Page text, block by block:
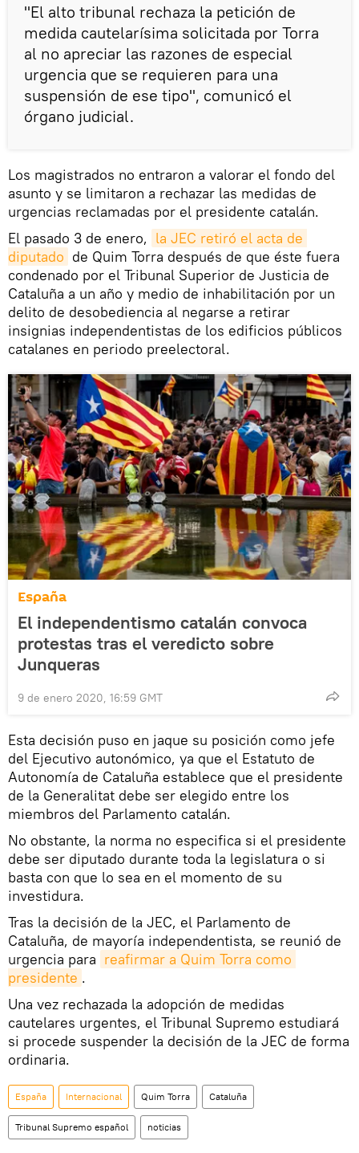
"El alto tribunal rechaza la petición de
medida cautelarísima solicitada por Torra
al no apreciar las razones de especial
urgencia que se requieren para una
suspensión de ese tipo", comunicó el
órgano judicial.
Los magistrados no entraron a valorar el fondo del
asunto y se limitaron a rechazar las medidas de
urgencias reclamadas por el presidente catalán.
El pasado 3 de enero, la JEC retiró el acta de
diputado de Quim Torra después de que éste fuera
condenado por el Tribunal Superior de Justicia de
Cataluña a un año y medio de inhabilitación por un
delito de desobediencia al negarse a retirar
insignias independentistas de los edificios públicos
catalanes en periodo preelectoral.
España
El independentismo catalán convoca
protestas tras el veredicto sobre
Junqueras
9 de enero 2020, 16:59 GMT
Esta decisión puso en jaque su posición como jefe
del Ejecutivo autonómico, ya que el Estatuto de
Autonomía de Cataluña establece que el presidente
de la Generalitat debe ser elegido entre los
miembros del Parlamento catalán.
No obstante, la norma no especifica si el presidente
debe ser diputado durante toda la legislatura o si
basta con que lo sea en el momento de su
investidura.
Tras la decisión de la JEC, el Parlamento de
Cataluña, de mayoría independentista, se reunió de
urgencia para reafirmar a Quim Torra como
presidente .
Una vez rechazada la adopción de medidas
cautelares urgentes, el Tribunal Supremo estudiará
si procede suspender la decisión de la JEC de forma
ordinaria.
España Internacional Quim Torra Cataluña
Tribunal Supremo español noticias